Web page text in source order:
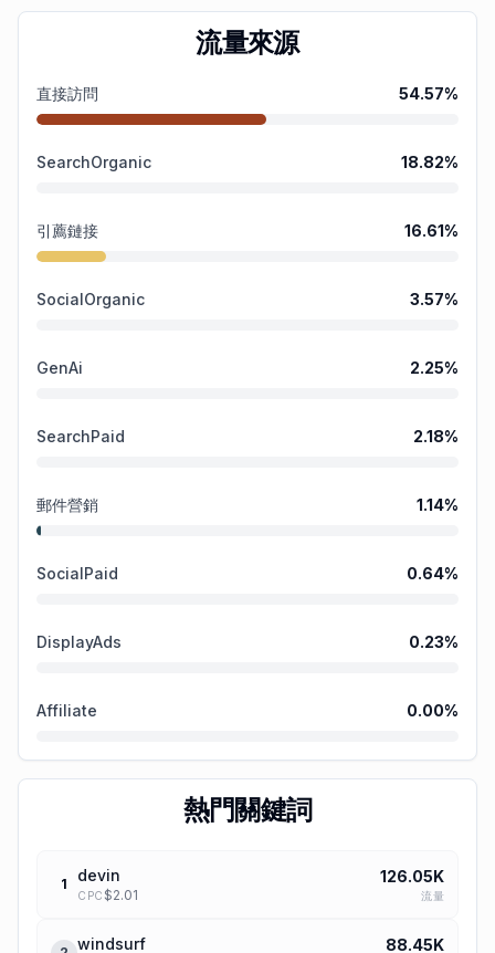
流量來源
直接訪問 54.57%
SearchOrganic 18.82%
引薦鏈接 16.61%
SocialOrganic 3.57%
GenAi 2.25%
SearchPaid 2.18%
郵件營銷 1.14%
SocialPaid 0.64%
DisplayAds 0.23%
Affiliate 0.00%
熱門關鍵詞
1 devin
CPC $2.01
126.05K
流量
windsurf 88.45K